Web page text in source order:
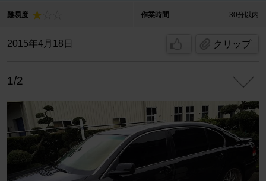
難易度 作業時間 30分以内
2015年4月18日 クリップ
1/2